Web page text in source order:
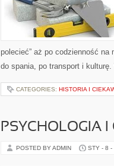
polecieć” aż po codzienność
do spania, po transport i
CATEGORIES: HISTORIA I
PSYCHOLOGIA I
POSTED BY ADMIN STY - 8 -